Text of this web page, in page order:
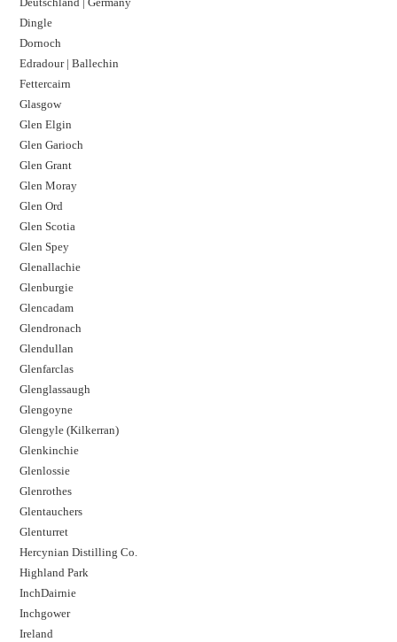
Dingle
Dornoch
Edradour | Ballechin
Fettercairn
Glasgow
Glen Elgin
Glen Garioch
Glen Grant
Glen Moray
Glen Ord
Glen Scotia
Glen Spey
Glenallachie
Glenburgie
Glencadam
Glendronach
Glendullan
Glenfarclas
Glenglassaugh
Glengoyne
Glengyle (Kilkerran)
Glenkinchie
Glenlossie
Glenrothes
Glentauchers
Glenturret
Hercynian Distilling Co.
Highland Park
InchDairnie
Inchgower
Ireland